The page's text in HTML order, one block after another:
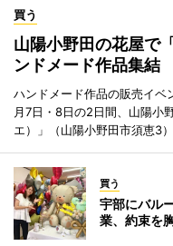
買う
山陽小野田の花屋
ンドメード作品集結
ハンドメード作品の販売イ
月7日・8日の2日間、山陽小
エ）」（山陽小野田市須恵3
買う
宇部にバル
業、約束を